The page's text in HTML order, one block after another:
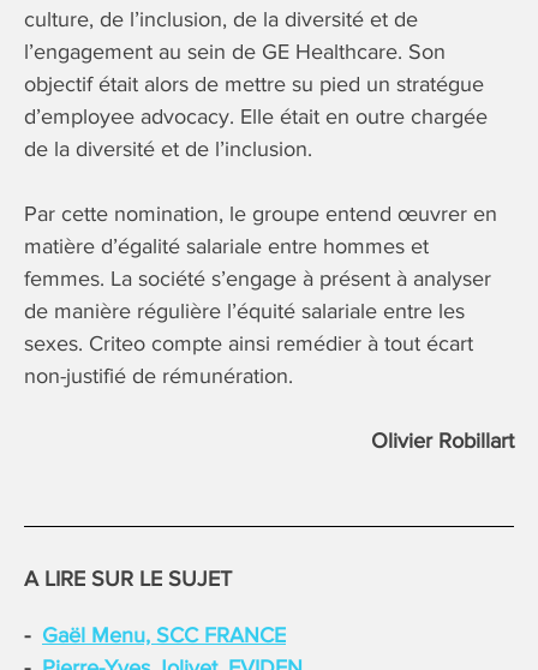
culture, de l’inclusion, de la diversité et de
l’engagement au sein de GE Healthcare. Son
objectif était alors de mettre su pied un stratégue
d’employee advocacy. Elle était en outre chargée
de la diversité et de l’inclusion.
Par cette nomination, le groupe entend œuvrer en
matière d’égalité salariale entre hommes et
femmes. La société s’engage à présent à analyser
de manière régulière l’équité salariale entre les
sexes. Criteo compte ainsi remédier à tout écart
non-justifié de rémunération.
Olivier Robillart
A LIRE SUR LE SUJET
Gaël Menu, SCC FRANCE